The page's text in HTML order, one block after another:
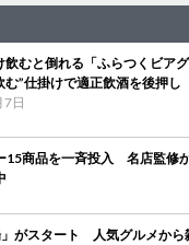
飲むと倒れる「ふらつくビア
む”仕掛けで適正飲酒を後押し
日
15商品を一斉投入 名店監修
がスタート 人気グルメから